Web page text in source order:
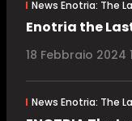
News Enotria: The
Enotria the
18 Febbraio 2024
News Enotria: The